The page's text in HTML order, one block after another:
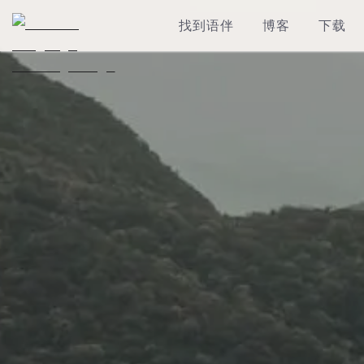
找到语伴 博客 下载